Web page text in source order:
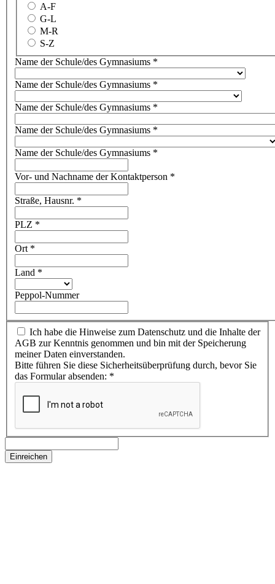
A-F
G-L
M-R
S-Z
Name der Schule/des Gymnasiums *
Name der Schule/des Gymnasiums *
Name der Schule/des Gymnasiums *
Name der Schule/des Gymnasiums *
Name der Schule/des Gymnasiums *
Vor- und Nachname der Kontaktperson *
Straße, Hausnr. *
PLZ *
Ort *
Land *
Peppol-Nummer
Ich habe die Hinweise zum Datenschutz und die Inhalte der
AGB zur Kenntnis genommen und bin mit der Speicherung
meiner Daten einverstanden.
Bitte führen Sie diese Sicherheitsüberprüfung durch, bevor Sie
das Formular absenden: *